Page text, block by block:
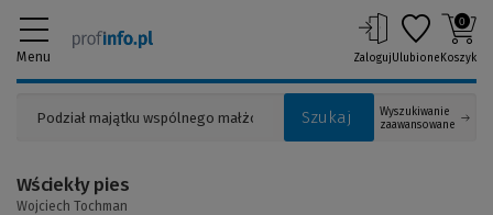
Menu
Szukaj
Wyszukiwanie
zaawansowane
ZalogujUlubione
0
Koszyk
Wściekły pies
Wojciech Tochman